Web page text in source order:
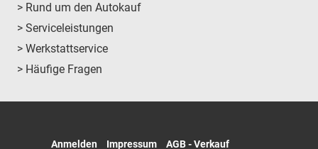
> Rund um den Autokauf
> Serviceleistungen
> Werkstattservice
> Häufige Fragen
Anmelden Impressum
AGB - Verkauf